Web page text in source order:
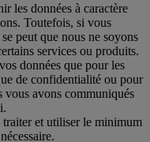
les données à caractère
Toutefois, si vous
peut que nous ne soyons
services ou produits.
données que pour les
de confidentialité ou pour
vous avons communiqués
et utiliser le minimum